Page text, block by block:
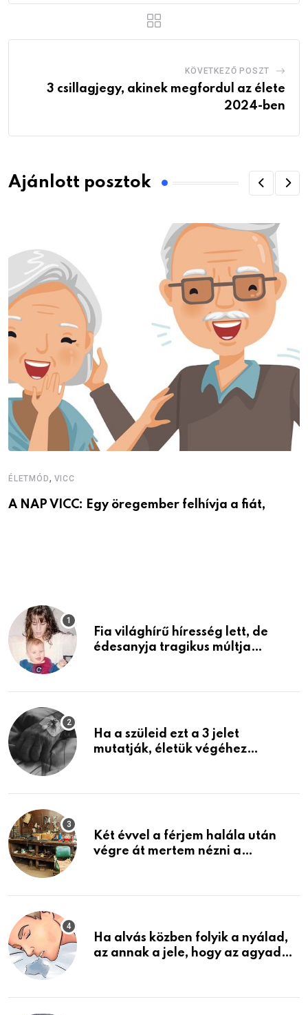
KÖVETKEZŐ POSZT
3 csillagjegy, akinek megfordul az élete
2024-ben
Ajánlott posztok
ÉLETMÓD, VICC
A NAP VICC: Egy öregember felhívja a fiát,
Fia világhírű híresség lett, de
édesanyja tragikus múltja
Ha a szüleid ezt a 3 jelet
mutatják, életük végéhez
Két évvel a férjem halála után
végre át mertem nézni a
életemet
Ha alvás közben folyik a nyálad,
az annak a jele, hogy az agyad…